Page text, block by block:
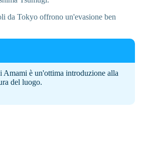
da Tokyo offrono un'evasione ben
Amami è un'ottima introduzione alla
del luogo.